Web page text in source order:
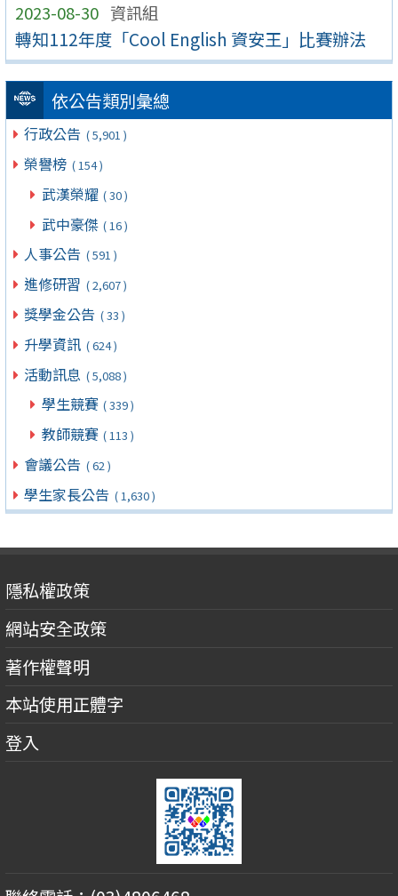
2023-08-30 資訊組
轉知112年度「Cool English 資安王」比賽辦法
依公告類別彙總
行政公告 ( 5,901 )
榮譽榜 ( 154 )
武漢榮耀 ( 30 )
武中豪傑 ( 16 )
人事公告 ( 591 )
進修研習 ( 2,607 )
獎學金公告 ( 33 )
升學資訊 ( 624 )
活動訊息 ( 5,088 )
學生競賽 ( 339 )
教師競賽 ( 113 )
會議公告 ( 62 )
學生家長公告 ( 1,630 )
隱私權政策
網站安全政策
著作權聲明
本站使用正體字
登入